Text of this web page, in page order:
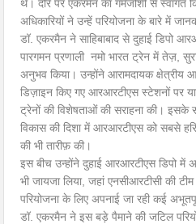
थे। दौरे पर एकरमैन का गर्मजोशी से स्वागत
अधिकारियों ने उन्हें परियोजना के बारे में
डॉ. एकरमैन ने साहिबाबाद से दुहाई डिपो
पारगमन प्रणाली नमो भारत ट्रेन में तेज़,
अनुभव किया। उन्होंने आरामदायक
डिज़ाइन किए गए आरआरटीएस स्टेशनों पर
ट्रेनों की विशेषताओं की सराहना की। इसके
विकास की दिशा में आरआरटीएस को सबसे
की भी तारीफ़ की।
इस बीच उन्होंने दुहाई आरआरटीएस डिपो में
भी जायजा लिया, जहां एनसीआरटीसी की
परियोजना के लिए अपनाई जा रही कई
डॉ. एकरमैन ने इस बड़े पैमाने की जटिल